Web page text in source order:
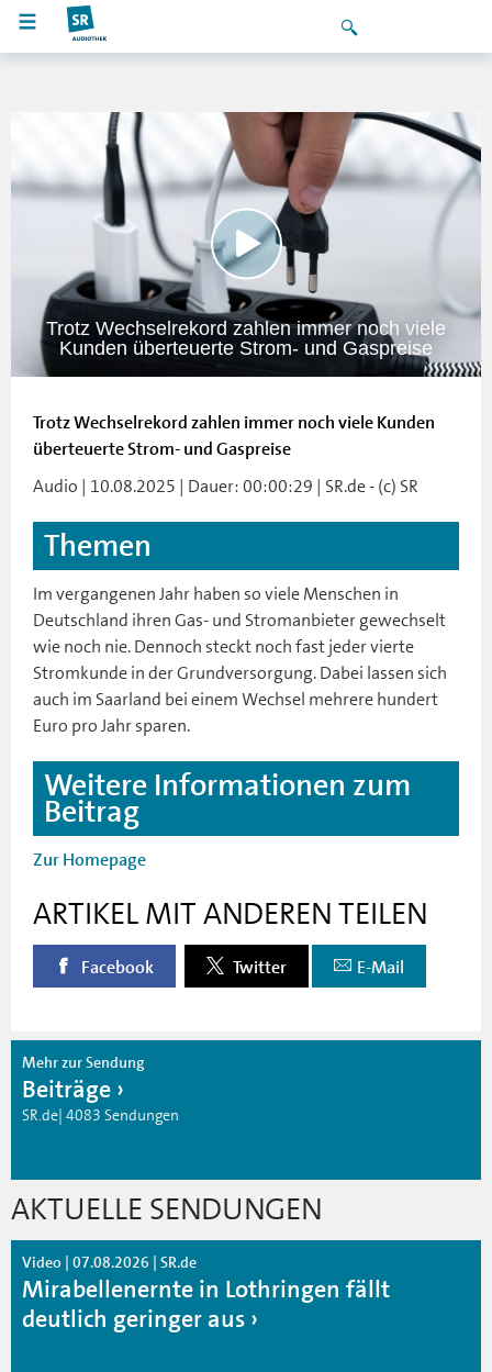
Trotz Wechselrekord zahlen immer noch viele
Kunden überteuerte Strom- und Gaspreise
Trotz Wechselrekord zahlen immer noch viele Kunden
überteuerte Strom- und Gaspreise
Audio | 10.08.2025 | Dauer: 00:00:29 | SR.de - (c) SR
Themen
Im vergangenen Jahr haben so viele Menschen in
Deutschland ihren Gas- und Stromanbieter gewechselt
wie noch nie. Dennoch steckt noch fast jeder vierte
Stromkunde in der Grundversorgung. Dabei lassen sich
auch im Saarland bei einem Wechsel mehrere hundert
Euro pro Jahr sparen.
Weitere Informationen zum
Beitrag
Zur Homepage
ARTIKEL MIT ANDEREN TEILEN
Facebook Twitter E-Mail
Mehr zur Sendung
Beiträge
SR.de| 4083 Sendungen
AKTUELLE SENDUNGEN
Video | 07.08.2026 | SR.de
Mirabellenernte in Lothringen fällt
deutlich geringer aus